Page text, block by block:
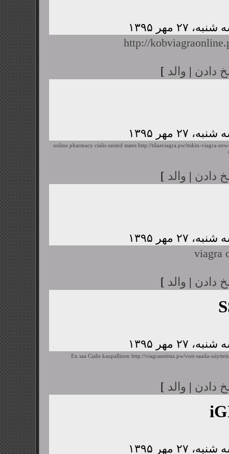
http://
دادن | والد ]
online pharmacy cialis united states http://tilaaviagra.pw/tiskin-viagra-
دادن | والد ]
viagra
دادن | والد ]
En saa Cialis kaupallinen http://viagranetista.pw/voit-saada-
دادن | والد ]